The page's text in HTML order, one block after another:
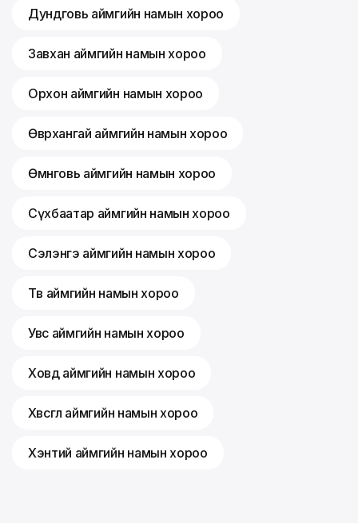
Дундговь аймгийн намын хороо
Завхан аймгийн намын хороо
Орхон аймгийн намын хороо
Өвөрхангай аймгийн намын хороо
Өмнөговь аймгийн намын хороо
Сүхбаатар аймгийн намын хороо
Сэлэнгэ аймгийн намын хороо
Төв аймгийн намын хороо
Увс аймгийн намын хороо
Ховд аймгийн намын хороо
Хөвсгөл аймгийн намын хороо
Хэнтий аймгийн намын хороо